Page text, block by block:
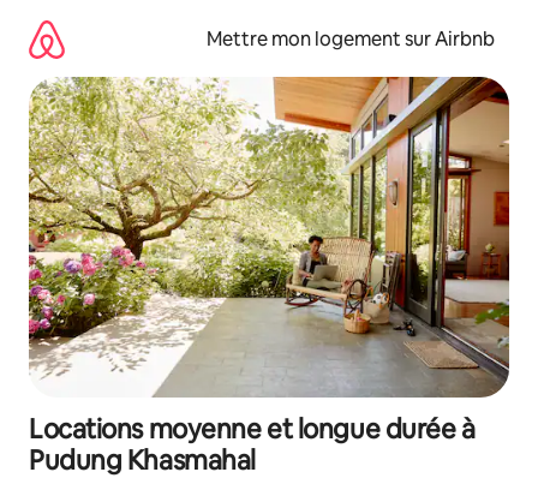
directement
contenu
Mettre mon logement sur Airbnb
Locations moyenne et longue durée à
Pudung Khasmahal